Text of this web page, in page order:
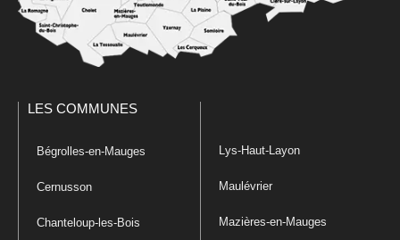
LES COMMUNES
Bégrolles-en-Mauges
Cernusson
Chanteloup-les-Bois
Lys-Haut-Layon
Maulévrier
Mazières-en-Mauges